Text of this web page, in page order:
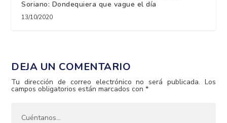
Soriano: Dondequiera que vague el día
13/10/2020
DEJA UN COMENTARIO
Tu dirección de correo electrónico no será publicada. Los
campos obligatorios están marcados con*